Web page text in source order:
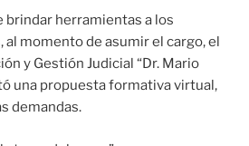
brindar herramientas a los
momento de asumir el cargo, el
y Gestión Judicial “Dr. Mario
una propuesta formativa virtual,
demandas.